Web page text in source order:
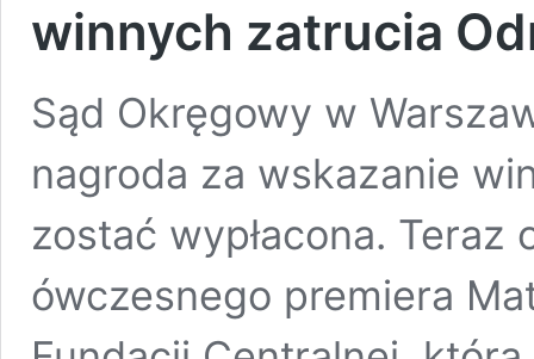
winnych zatrucia
Sąd Okręgowy w
nagroda za wskazanie
zostać wypłacona.
ówczesnego premiera